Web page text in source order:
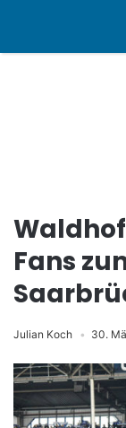
Fans
Julian Koch 30.